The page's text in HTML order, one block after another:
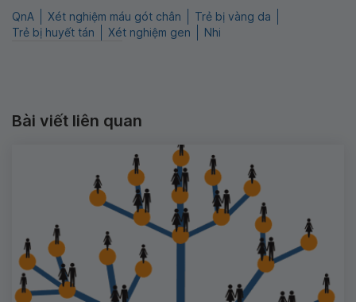
QnA Xét nghiệm máu gót chân
Trẻ bị vàng da
Trẻ bị huyết tán
Xét nghiệm gen Nhi
Bài viết liên quan